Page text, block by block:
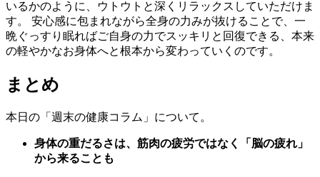
いるかのように、ウトウトと深くリラックスしていただけま
す。 安心感に包まれながら全身の力みが抜けることで、一
晩ぐっすり眠ればご自身の力でスッキリと回復できる、本来
の軽やかなお身体へと根本から変わっていくのです。
まとめ
本日の「週末の健康コラム」について。
身体の重だるさは、筋肉の疲労ではなく「脳の疲れ」
から来ることも